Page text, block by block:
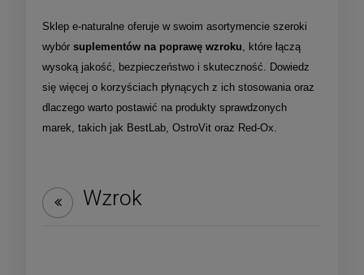
Sklep e-naturalne oferuje w swoim asortymencie szeroki
wybór suplementów na poprawę wzroku, które łączą
wysoką jakość, bezpieczeństwo i skuteczność. Dowiedz
się więcej o korzyściach płynących z ich stosowania oraz
dlaczego warto postawić na produkty sprawdzonych
marek, takich jak BestLab, OstroVit oraz Red-Ox.
Wzrok